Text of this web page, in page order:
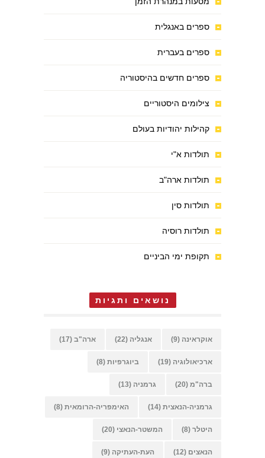
ספרים באנגלית
ספרים בעברית
ספרים חדשים בהיסטוריה
צילומים היסטוריים
קהילות יהודיות בעולם
תולדות א"י
תולדות ארה"ב
תולדות סין
תולדות רוסיה
תקופת ימי הביניים
נושאים ותגיות
אוקראינה (9) אנגליה (22) ארה"ב (17)
ארכיאולוגיה (19) ביוגרפיות (8)
ברה"מ (20) גרמניה (13)
גרמניה-הנאצית (14) האימפריה-הרומאית (8)
היטלר (8) המשטר-הנאצי (20)
הנאצים (12) העת-העתיקה (9)